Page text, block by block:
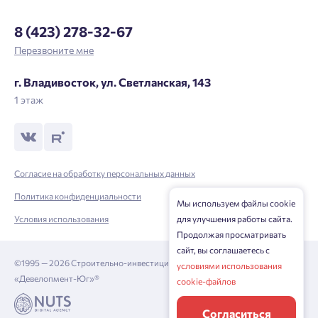
8 (423) 278-32-67
Перезвоните мне
г. Владивосток, ул. Светланская, 143
1 этаж
Согласие на обработку персональных данных
Политика конфиденциальности
Условия использования
©1995 — 2026 Строительно-инвестиционная корпорация
«Девелопмент-Юг»®
Мы используем файлы cookie
для улучшения работы сайта.
Продолжая просматривать
сайт, вы соглашаетесь с
условиями использования
cookie-файлов
Согласиться
Нажимая кнопку «Отправить», вы даёте согласие на обработку
Отправить